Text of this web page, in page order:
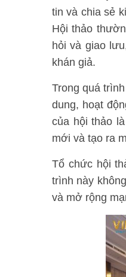
tin và chia sẻ
Hội thảo
hỏi và giao
khán giả.
Trong quá
dung, hoạt
của hội thảo
mới và tạo ra
Tổ chức hội
trình này
và mở rộng